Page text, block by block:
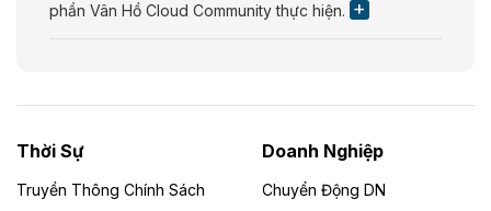
phần Vân Hồ Cloud Community thực hiện.
Dự án Nhà máy xử lý rác và phát điện Bắc Giang do
Công ty TNHH Năng lượng môi trường Bắc Giang làm
Thời Sự
Truyền Thông Chính Sách
Doanh Nghiệp
Chuyển Động DN